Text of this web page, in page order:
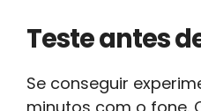
Teste antes
Se conseguir